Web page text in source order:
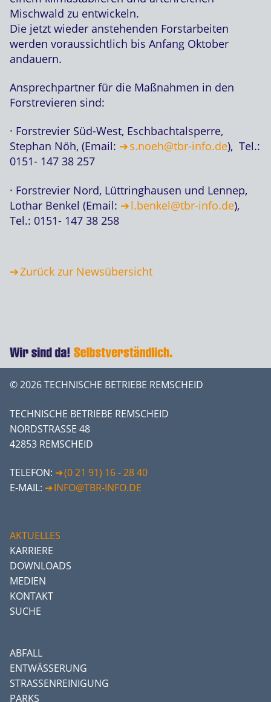
Mischwald zu entwickeln.
Die jetzt wieder anstehenden Forstarbeiten
werden voraussichtlich bis Anfang Oktober
andauern.
Ansprechpartner für die Maßnahmen in den
Forstrevieren sind:
· Forstrevier Süd-West, Eschbachtalsperre,
Stephan Nöh, (Email:
s.noeh@tbr-info.de), Tel.:
0151- 147 38 257
· Forstrevier Nord, Lüttringhausen und Lennep,
Lothar Benkel (Email:
l.benkel@tbr-info.de),
Tel.: 0151- 147 38 258
Zurück zur Newsübersicht
© 2026 TECHNISCHE BETRIEBE REMSCHEID
TECHNISCHE BETRIEBE REMSCHEID
NORDSTRASSE 48
42853 REMSCHEID
TELEFON:
(0 21 91) 16 - 28 40
E-MAIL:
INFO@TBR-INFO.DE
AKTUELLES
KARRIERE
DOWNLOADS
MEDIEN
KONTAKT
SUCHE
ABFALL
ENTWÄSSERUNG
STRASSENREINIGUNG
PARKS